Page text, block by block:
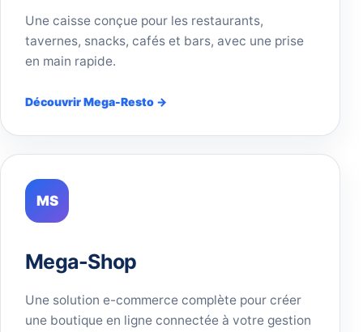
Une caisse conçue pour les restaurants,
tavernes, snacks, cafés et bars, avec une prise
en main rapide.
Découvrir Mega-Resto →
MS
Mega-Shop
Une solution e-commerce complète pour créer
une boutique en ligne connectée à votre gestion